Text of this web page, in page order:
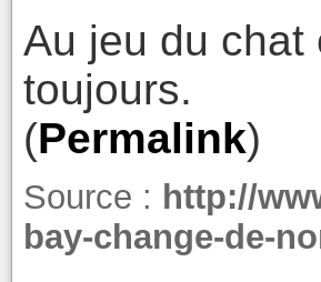
Au jeu du chat
toujours.
(Permalink)
Source : http://
bay-change-de-